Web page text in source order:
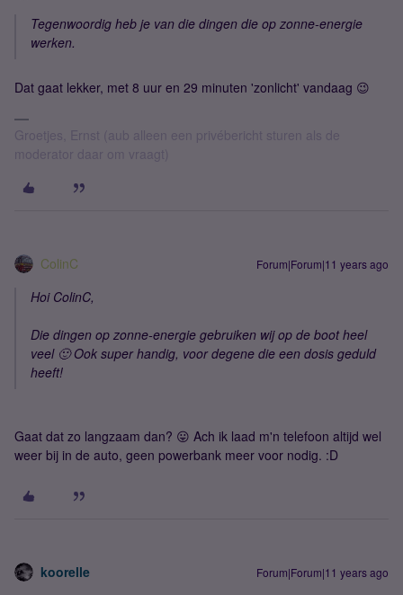
Tegenwoordig heb je van die dingen die op zonne-energie
werken.
Dat gaat lekker, met 8 uur en 29 minuten 'zonlicht' vandaag 😉
Groetjes, Ernst (aub alleen een privébericht sturen als de
moderator daar om vraagt)
ColinC Forum|Forum|11 years ago
Hoi ColinC,
Die dingen op zonne-energie gebruiken wij op de boot heel
veel 🙂 Ook super handig, voor degene die een dosis geduld
heeft!
Gaat dat zo langzaam dan? 😛 Ach ik laad m'n telefoon altijd wel
weer bij in de auto, geen powerbank meer voor nodig. :D
koorelle Forum|Forum|11 years ago